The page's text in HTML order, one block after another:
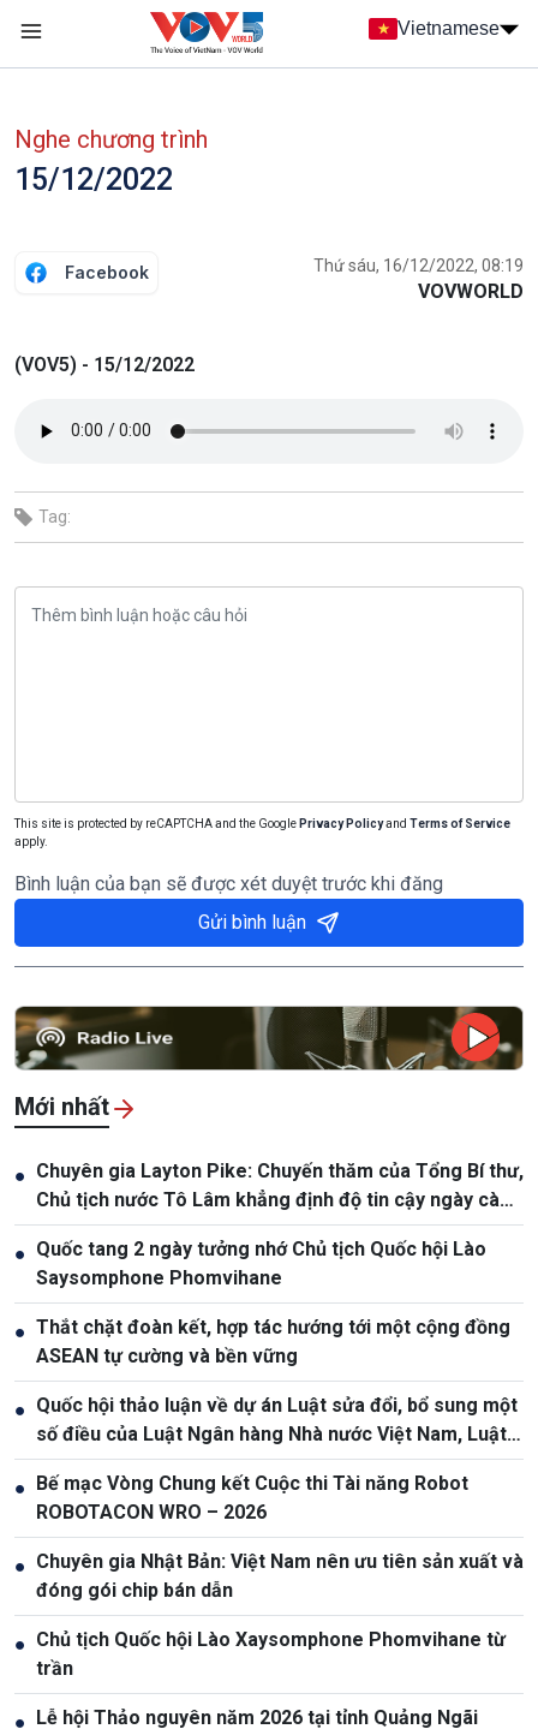
Nhảy đến nội dung
Vietnamese
Nghe chương trình
15/12/2022
Facebook Thứ sáu, 16/12/2022, 08:19
VOVWORLD
(VOV5) - 15/12/2022
Tag:
This site is protected by reCAPTCHA and the Google Privacy Policyand Terms of Service
apply.
Bình luận của bạn sẽ được xét duyệt trước khi đăng
Gửi bình luận
Mới nhất
● Chuyên gia Layton Pike: Chuyến thăm của Tổng Bí thư,
Chủ tịch nước Tô Lâm khẳng định độ tin cậy ngày càng
cao giữa Việt Nam và Australia
● Quốc tang 2 ngày tưởng nhớ Chủ tịch Quốc hội Lào
Saysomphone Phomvihane
● Thắt chặt đoàn kết, hợp tác hướng tới một cộng đồng
ASEAN tự cường và bền vững
● Quốc hội thảo luận về dự án Luật sửa đổi, bổ sung một
số điều của Luật Ngân hàng Nhà nước Việt Nam, Luật
Phòng, chống rửa tiền
● Bế mạc Vòng Chung kết Cuộc thi Tài năng Robot
ROBOTACON WRO – 2026
● Chuyên gia Nhật Bản: Việt Nam nên ưu tiên sản xuất và
đóng gói chip bán dẫn
● Chủ tịch Quốc hội Lào Xaysomphone Phomvihane từ
trần
● Lễ hội Thảo nguyên năm 2026 tại tỉnh Quảng Ngãi